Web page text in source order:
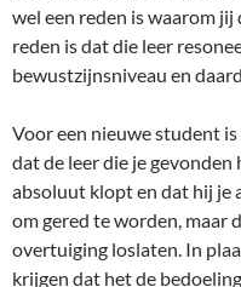
wel een reden is waarom
reden is dat die leer
bewustzijnsniveau en
Voor een nieuwe student
dat de leer die je
absoluut klopt en dat hij je
om gered te worden, maar
overtuiging loslaten. In
krijgen dat het de